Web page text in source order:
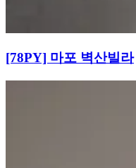
[78PY] 마포 벽산빌라